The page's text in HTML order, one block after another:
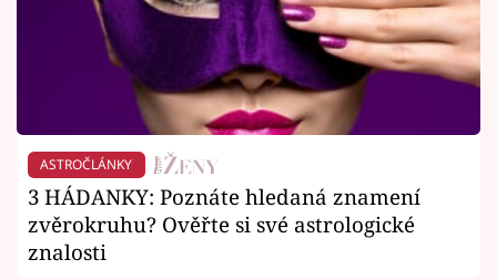
ASTROČLÁNKY
3 HÁDANKY: Poznáte hledaná znamení
zvěrokruhu? Ověřte si své astrologické
znalosti